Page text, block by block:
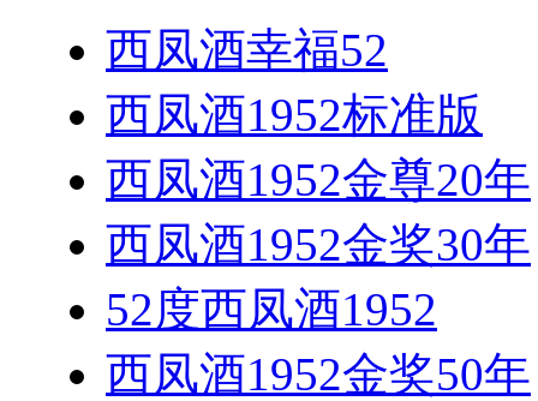
西凤酒幸福52
西凤酒1952标准版
西凤酒1952金尊20年
西凤酒1952金奖30年
52度西凤酒1952
西凤酒1952金奖50年